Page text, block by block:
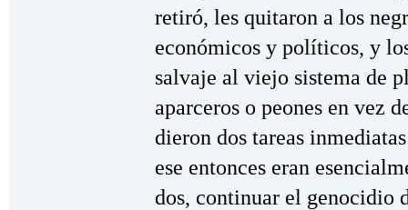
retiró, les quitaron a los
económicos y políticos, y
salvaje al viejo sistema de
aparceros o peones en vez
dieron dos tareas
ese entonces eran
dos, continuar el genocidio